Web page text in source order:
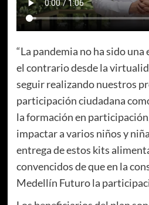
“La pandemia no ha sido una
el contrario desde la
seguir realizando nuestros
participación ciudadana
la formación en
impactar a varios niños y
entrega de estos kits
convencidos de que en la
Medellín Futuro la